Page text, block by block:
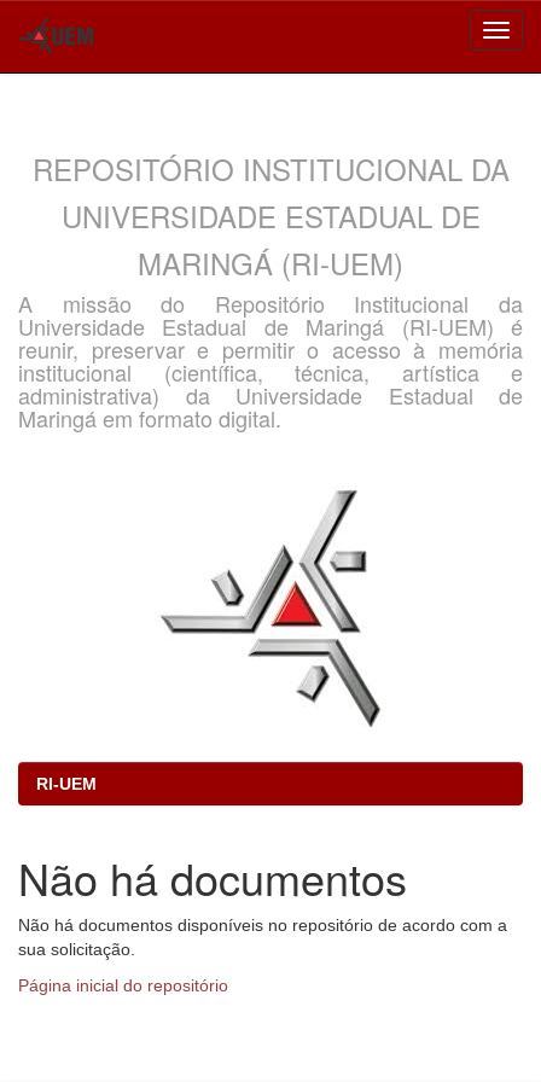
REPOSITÓRIO INSTITUCIONAL DA
UNIVERSIDADE ESTADUAL DE
MARINGÁ (RI-UEM)
A missão do Repositório Institucional da
Universidade Estadual de Maringá (RI-UEM) é
reunir, preservar e permitir o acesso à memória
institucional (científica, técnica, artística e
administrativa) da Universidade Estadual de
Maringá em formato digital.
RI-UEM
Não há documentos
Não há documentos disponíveis no repositório de acordo com a
sua solicitação.
Página inicial do repositório